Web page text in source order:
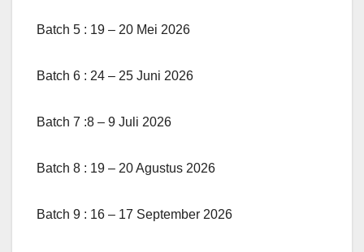
Batch 5 : 19 – 20 Mei 2026
Batch 6 : 24 – 25 Juni 2026
Batch 7 :8 – 9 Juli 2026
Batch 8 : 19 – 20 Agustus 2026
Batch 9 : 16 – 17 September 2026